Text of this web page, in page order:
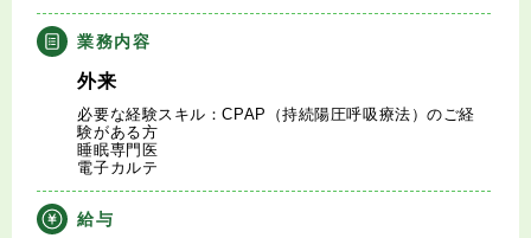
知りたい・聞きたい
転職成功事例
医師の転職マニュアル
データで見る医師の平均年収
業務内容
外来
必要な経験スキル：CPAP（持続陽圧呼吸療法）のご経
験がある方
睡眠専門医
電子カルテ
給与